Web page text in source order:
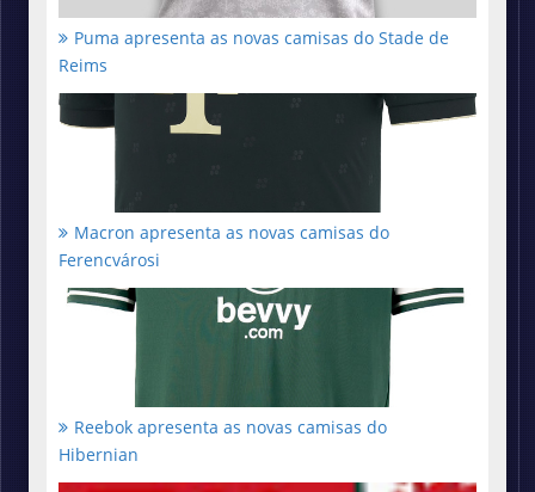
Puma apresenta as novas camisas do Stade de
Reims
Macron apresenta as novas camisas do
Ferencvárosi
Reebok apresenta as novas camisas do
Hibernian